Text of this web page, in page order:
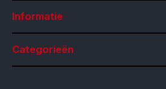
Informatie
Categorieën